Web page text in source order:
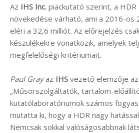
Az IHS Inc. piackutató szerint, a HDR
növekedése várható, ami a 2016-os
eléri a 32,6 milliót. Az előrejelzés
készülékekre vonatkozik, amelyek
megfelelőségi kritériumait.
Paul Grayaz IHS vezető elemzője
„Műsorszolgáltatók, tartalom-
kutatólaboratóriumok számos
mutatta ki, hogy a HDR nagy
Nemcsak sokkal valóságosabbnak